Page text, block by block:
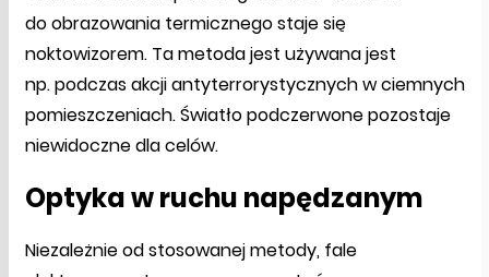
do obrazowania termicznego staje się
noktowizorem. Ta metoda jest używana jest
np. podczas akcji antyterrorystycznych w ciemnych
pomieszczeniach. Światło podczerwone pozostaje
niewidoczne dla celów.
Optyka w ruchu napędzanym
Niezależnie od stosowanej metody, fale